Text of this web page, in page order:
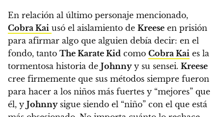
En relación al último personaje mencionado,
Cobra Kai usó el aislamiento de Kreese en prisión
para afirmar algo que alguien debía decir: en el
fondo, tanto The Karate Kid como Cobra Kai es la
tormentosa historia de Johnnyy su sensei. Kreese
cree firmemente que sus métodos siempre fueron
para hacer a los niños más fuertes y “mejores” que
él, y Johnnysigue siendo el “niño” con el que está